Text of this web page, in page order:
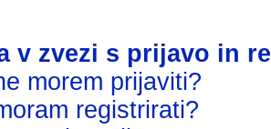
v zvezi s prijavo in
morem prijaviti?
registrirati?